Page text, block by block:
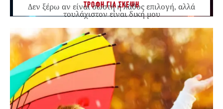
ΤΡΟΦΗ ΓΙΑ ΣΚΕΨΗ
Δεν ξέρω αν είναι σωστή ή λάθος επιλογή, αλλά
τουλάχιστον είναι δική μου